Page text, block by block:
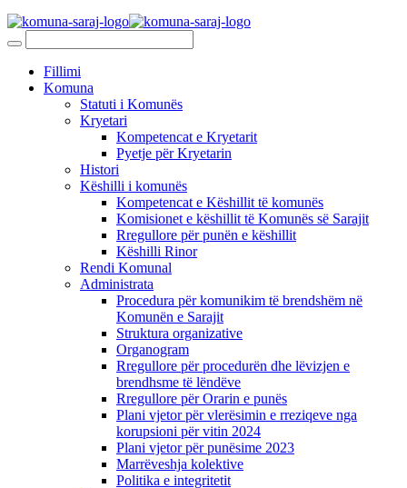
Fillimi
Komuna
Statuti i Komunës
Kryetari
Kompetencat e Kryetarit
Pyetje për Kryetarin
Histori
Këshilli i komunës
Kompetencat e Këshillit të komunës
Komisionet e këshillit të Komunës së Sarajit
Rregullore për punën e këshillit
Këshilli Rinor
Rendi Komunal
Administrata
Procedura për komunikim të brendshëm në
Komunën e Sarajit
Struktura organizative
Organogram
Rregullore për procedurën dhe lëvizjen e
brendhsme të lëndëve
Rregullore për Orarin e punës
Plani vjetor për vlerësimin e rreziqeve nga
korupsioni për vitin 2024
Plani vjetor për punësime 2023
Marrëveshja kolektive
Politika e integritetit